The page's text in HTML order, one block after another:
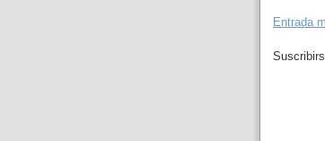
Entrada